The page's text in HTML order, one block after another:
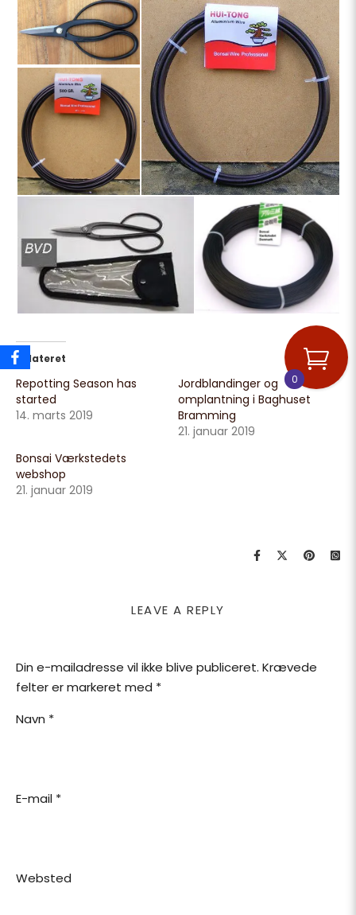
Relateret
Repotting Season has
started
14. marts 2019
Jordblandinger og
omplantning i Baghuset
Bramming
21. januar 2019
Bonsai Værkstedets
webshop
21. januar 2019
LEAVE A REPLY
Din e-mailadresse vil ikke blive publiceret. Krævede
felter er markeret med *
Navn *
E-mail *
Websted
0